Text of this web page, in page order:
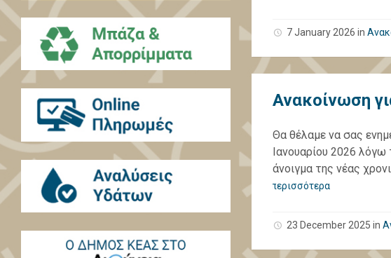
7 January 2026 in
Ανακοίνωση
Θα θέλαμε να σας
Ιανουαρίου 2026
άνοιγμα της νέας
περισσότερα
23 December 2025 in